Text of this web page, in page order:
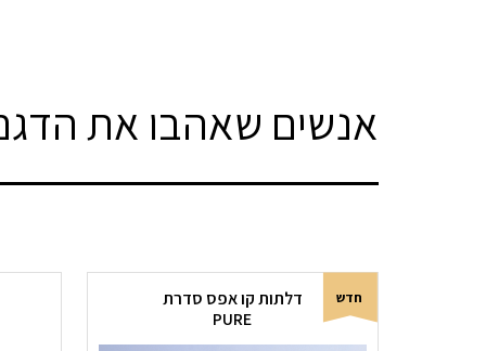
אנשים שאהבו את
חדש
דלתות קו אפס סדרת
PURE